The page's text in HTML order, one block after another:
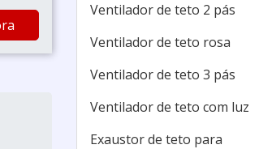
Ventilador de teto 2 pás
Ventilador de teto rosa
Ventilador de teto 3 pás
Ventilador de teto com luz
Exaustor de teto para